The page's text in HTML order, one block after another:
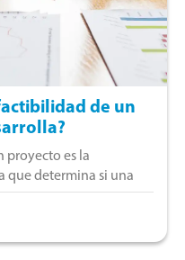
de un
proyecto es la
que determina si una
comprometer capital. En